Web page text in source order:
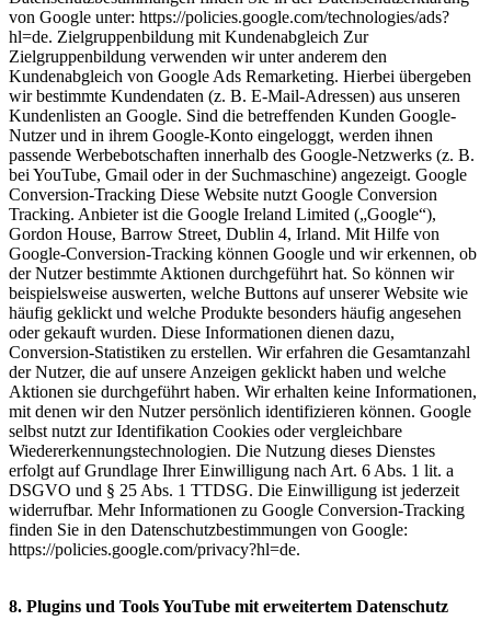
von Google unter: https://policies.google.com/technologies/ads?
hl=de. Zielgruppenbildung mit Kundenabgleich Zur
Zielgruppenbildung verwenden wir unter anderem den
Kundenabgleich von Google Ads Remarketing. Hierbei übergeben
wir bestimmte Kundendaten (z. B. E-Mail-Adressen) aus unseren
Kundenlisten an Google. Sind die betreffenden Kunden Google-
Nutzer und in ihrem Google-Konto eingeloggt, werden ihnen
passende Werbebotschaften innerhalb des Google-Netzwerks (z. B.
bei YouTube, Gmail oder in der Suchmaschine) angezeigt. Google
Conversion-Tracking Diese Website nutzt Google Conversion
Tracking. Anbieter ist die Google Ireland Limited („Google“),
Gordon House, Barrow Street, Dublin 4, Irland. Mit Hilfe von
Google-Conversion-Tracking können Google und wir erkennen, ob
der Nutzer bestimmte Aktionen durchgeführt hat. So können wir
beispielsweise auswerten, welche Buttons auf unserer Website wie
häufig geklickt und welche Produkte besonders häufig angesehen
oder gekauft wurden. Diese Informationen dienen dazu,
Conversion-Statistiken zu erstellen. Wir erfahren die Gesamtanzahl
der Nutzer, die auf unsere Anzeigen geklickt haben und welche
Aktionen sie durchgeführt haben. Wir erhalten keine Informationen,
mit denen wir den Nutzer persönlich identifizieren können. Google
selbst nutzt zur Identifikation Cookies oder vergleichbare
Wiedererkennungstechnologien. Die Nutzung dieses Dienstes
erfolgt auf Grundlage Ihrer Einwilligung nach Art. 6 Abs. 1 lit. a
DSGVO und § 25 Abs. 1 TTDSG. Die Einwilligung ist jederzeit
widerrufbar. Mehr Informationen zu Google Conversion-Tracking
finden Sie in den Datenschutzbestimmungen von Google:
https://policies.google.com/privacy?hl=de.
8. Plugins und Tools YouTube mit erweitertem Datenschutz